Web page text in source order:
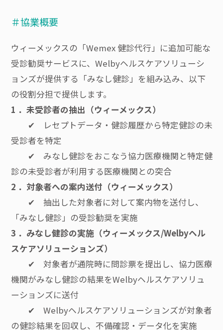
＃協業概要
ウィーメックスの「Wemex 健診代行」に追加可能な
受診勧奨サービスに、Welbyヘルスケアソリューシ
ョンズが提供する「みなし健診」を組み込み、以下
の役割分担で提供します。
1 ．未受診者の抽出（ウィーメックス）
✔ レセプトデータ・健診履歴から特定健診の未
受診者を特定
✔ みなし健診をおこなう協力医療機関と特定健
診の未受診者が利用する医療機関との突合
2 ．対象者への案内送付（ウィーメックス）
✔ 抽出した対象者に対して案内物を送付し、
「みなし健診」の受診勧奨を実施
3 ．みなし健診の実施（ウィーメックス/Welbyヘル
スケアソリューションズ）
✔ 対象者が通院時に問診票を提出し、協力医療
機関がみなし健診の結果をWelbyヘルスケアソリュ
ーションズに送付
✔ Welbyヘルスケアソリューションズが対象者
の健診結果を回収し、不備確認・データ化を実施